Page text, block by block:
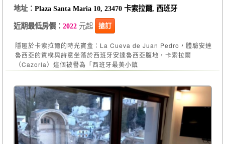
地址： Plaza Santa Maria 10, 23470 卡索拉爾, 西班牙
近期最低房價： 2022元起 搶訂
隱匿於卡索拉爾的時光寶盒：La Cueva de Juan Pedro，體驗安達
魯西亞的質樸與詩意坐落於西班牙安達魯西亞腹地，卡索拉爾
（Cazorla）這個被譽為「西班牙最美小鎮